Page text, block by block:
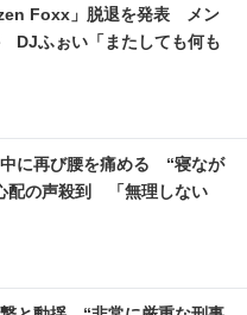
Foxx」脱退を発表 メン
DJふぉい「またしても何も
に再び腰を痛める “寝なが
配の声殺到 「無理しない